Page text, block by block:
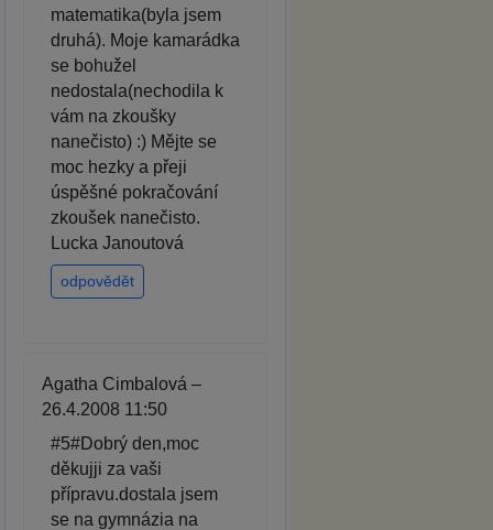
matematika(byla jsem
druhá). Moje kamarádka
se bohužel
nedostala(nechodila k
vám na zkoušky
nanečisto) :) Mějte se
moc hezky a přeji
úspěšné pokračování
zkoušek nanečisto.
Lucka Janoutová
odpovědět
Agatha Cimbalová –
26.4.2008 11:50
#5#Dobrý den,moc
děkujji za vaši
přípravu.dostala jsem
se na gymnázia na